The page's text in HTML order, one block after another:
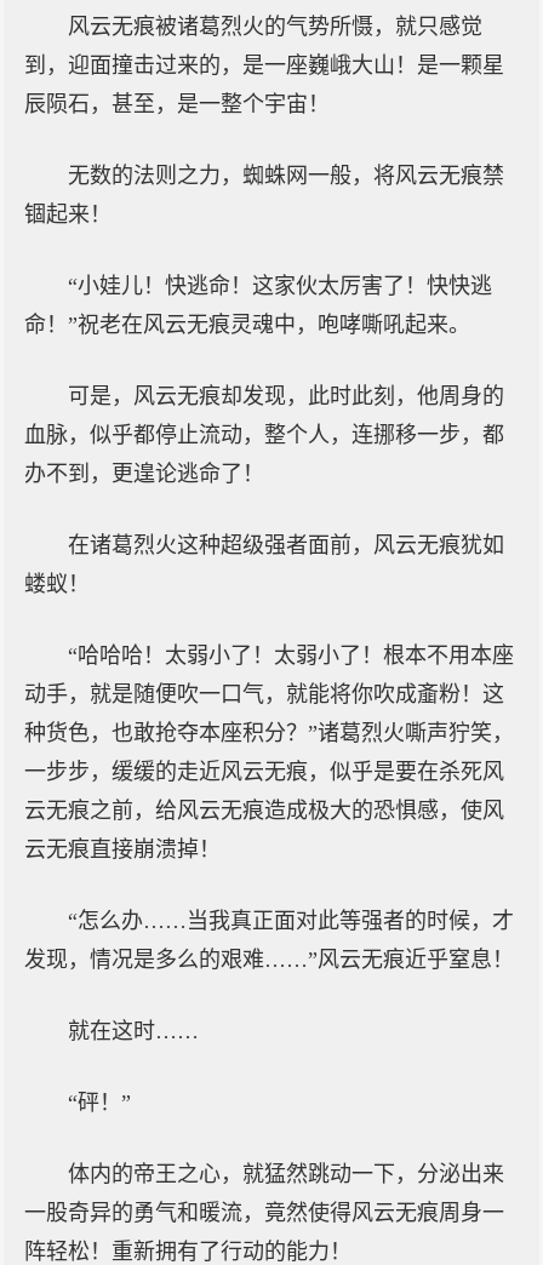
风云无痕被诸葛烈火的气势所慑，就只感觉
到，迎面撞击过来的，是一座巍峨大山！是一颗星
辰陨石，甚至，是一整个宇宙！
无数的法则之力，蜘蛛网一般，将风云无痕禁
锢起来！
“小娃儿！快逃命！这家伙太厉害了！快快逃
命！”祝老在风云无痕灵魂中，咆哮嘶吼起来。
可是，风云无痕却发现，此时此刻，他周身的
血脉，似乎都停止流动，整个人，连挪移一步，都
办不到，更遑论逃命了！
在诸葛烈火这种超级强者面前，风云无痕犹如
蝼蚁！
“哈哈哈！太弱小了！太弱小了！根本不用本座
动手，就是随便吹一口气，就能将你吹成齑粉！这
种货色，也敢抢夺本座积分？”诸葛烈火嘶声狞笑，
一步步，缓缓的走近风云无痕，似乎是要在杀死风
云无痕之前，给风云无痕造成极大的恐惧感，使风
云无痕直接崩溃掉！
“怎么办……当我真正面对此等强者的时候，才
发现，情况是多么的艰难……”风云无痕近乎窒息！
就在这时……
“砰！”
体内的帝王之心，就猛然跳动一下，分泌出来
一股奇异的勇气和暖流，竟然使得风云无痕周身一
阵轻松！重新拥有了行动的能力！